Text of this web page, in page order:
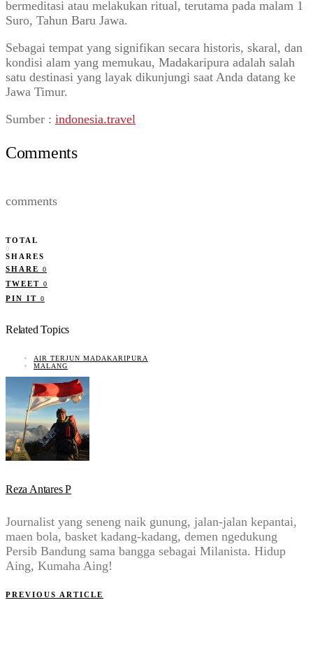
bermeditasi atau melakukan ritual, terutama pada malam 1
Suro, Tahun Baru Jawa.
Sebagai tempat yang signifikan secara historis, skaral, dan
kondisi alam yang memukau, Madakaripura adalah salah
satu destinasi yang layak dikunjungi saat Anda datang ke
Jawa Timur.
Sumber : indonesia.travel
Comments
comments
TOTAL
0
SHARES
SHARE
0
TWEET 0
PIN IT 0
Related Topics
AIR TERJUN MADAKARIPURA
MALANG
Reza Antares P
Journalist yang seneng naik gunung, jalan-jalan kepantai,
maen bola, basket kadang-kadang, demen ngedukung
Persib Bandung sama bangga sebagai Milanista. Hidup
Aing, Kumaha Aing!
PREVIOUS ARTICLE